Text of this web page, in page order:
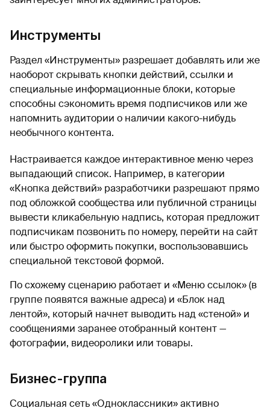
Инструменты
Раздел «Инструменты» разрешает добавлять или же
наоборот скрывать кнопки действий, ссылки и
специальные информационные блоки, которые
способны сэкономить время подписчиков или же
напомнить аудитории о наличии какого-нибудь
необычного контента.
Настраивается каждое интерактивное меню через
выпадающий список. Например, в категории
«Кнопка действий» разработчики разрешают прямо
под обложкой сообщества или публичной страницы
вывести кликабельную надпись, которая предложит
подписчикам позвонить по номеру, перейти на сайт
или быстро оформить покупки, воспользовавшись
специальной текстовой формой.
По схожему сценарию работает и «Меню ссылок» (в
группе появятся важные адреса) и «Блок над
лентой», который начнет выводить над «стеной» и
сообщениями заранее отобранный контент —
фотографии, видеоролики или товары.
Бизнес-группа
Социальная сеть «Одноклассники» активно